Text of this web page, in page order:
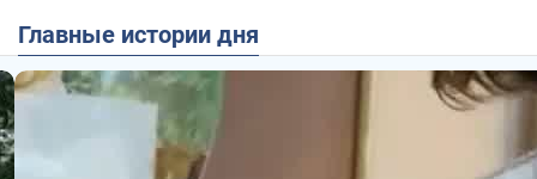
Главные истории дня